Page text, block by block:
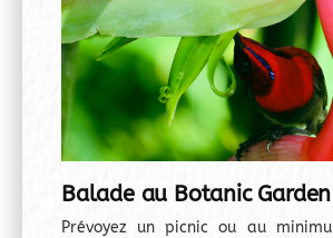
Balade au Botanic Garden
Prévoyez un picnic ou au